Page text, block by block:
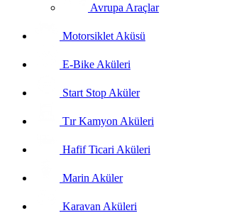
Avrupa Araçlar
Motorsiklet Aküsü
E-Bike Aküleri
Start Stop Aküler
Tır Kamyon Aküleri
Hafif Ticari Aküleri
Marin Aküler
Karavan Aküleri